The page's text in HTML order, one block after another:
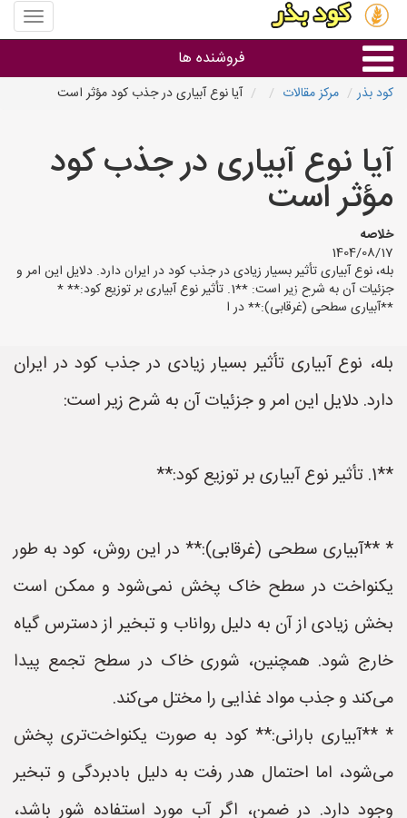
منوی
سایت
بذر
فروشنده ها
استان ها
کود بذر مرکز مقالات آیا نوع آبیاری در جذب کود مؤثر است
آیا نوع آبیاری در جذب کود
مؤثر است
خلاصه
1404/08/17
بله، نوع آبیاری تأثیر بسیار زیادی در جذب کود در ایران دارد. دلایل این امر و
جزئیات آن به شرح زیر است: **1. تأثیر نوع آبیاری بر توزیع کود:** *
**آبیاری سطحی (غرقابی):** در ا
بله، نوع آبیاری تأثیر بسیار زیادی در جذب کود در ایران
دارد. دلایل این امر و جزئیات آن به شرح زیر است:
**1. تأثیر نوع آبیاری بر توزیع کود:**
* **آبیاری سطحی (غرقابی):** در این روش، کود به طور
یکنواخت در سطح خاک پخش نمی‌شود و ممکن است
بخش زیادی از آن به دلیل رواناب و تبخیر از دسترس گیاه
خارج شود. همچنین، شوری خاک در سطح تجمع پیدا
می‌کند و جذب مواد غذایی را مختل می‌کند.
* **آبیاری بارانی:** کود به صورت یکنواخت‌تری پخش
می‌شود، اما احتمال هدر رفت به دلیل بادبردگی و تبخیر
وجود دارد. در ضمن، اگر آب مورد استفاده شور باشد،